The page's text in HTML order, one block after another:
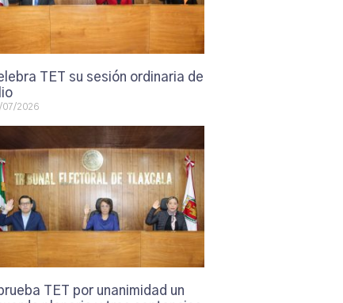
TET su sesión ordinaria de
07/2026
TET por unanimidad un